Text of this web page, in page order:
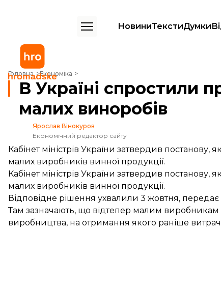
НовиниТекстиДумки
Головна Економіка
В Україні спростили процедуру ліцензування малих виноробів
В Україні спростили
малих виноробів
Ярослав Вінокуров
Економічний редактор сайту
Кабінет міністрів України затвердив
малих виробників винної продукції.
Кабінет міністрів України затвердив
малих виробників винної продукції.
Відповідне рішення ухвалили 3 жовтня, передає
Там зазначають, що відтепер малим виробникам
виробництва, на отримання якого раніше